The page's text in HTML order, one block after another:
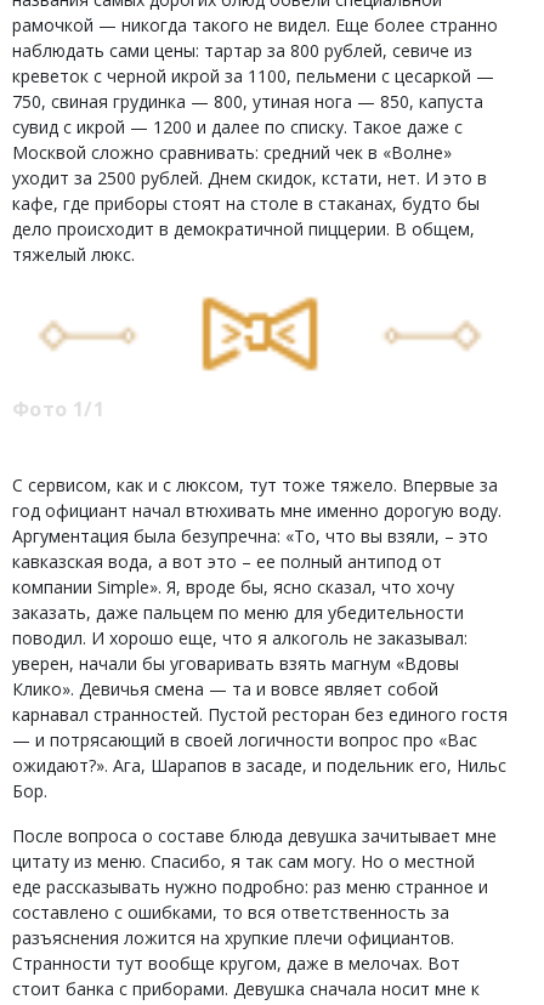
рамочкой — никогда такого не видел. Еще более странно
наблюдать сами цены: тартар за 800 рублей, севиче из
креветок с черной икрой за 1100, пельмени с цесаркой —
750, свиная грудинка — 800, утиная нога — 850, капуста
сувид с икрой — 1200 и далее по списку. Такое даже с
Москвой сложно сравнивать: средний чек в «Волне»
уходит за 2500 рублей. Днем скидок, кстати, нет. И это в
кафе, где приборы стоят на столе в стаканах, будто бы
дело происходит в демократичной пиццерии. В общем,
тяжелый люкс.
Фото 1/1
С сервисом, как и с люксом, тут тоже тяжело. Впервые за
год официант начал втюхивать мне именно дорогую воду.
Аргументация была безупречна: «То, что вы взяли, – это
кавказская вода, а вот это – ее полный антипод от
компании Simple». Я, вроде бы, ясно сказал, что хочу
заказать, даже пальцем по меню для убедительности
поводил. И хорошо еще, что я алкоголь не заказывал:
уверен, начали бы уговаривать взять магнум «Вдовы
Клико». Девичья смена — та и вовсе являет собой
карнавал странностей. Пустой ресторан без единого гостя
— и потрясающий в своей логичности вопрос про «Вас
ожидают?». Ага, Шарапов в засаде, и подельник его, Нильс
Бор.
После вопроса о составе блюда девушка зачитывает мне
цитату из меню. Спасибо, я так сам могу. Но о местной
еде рассказывать нужно подробно: раз меню странное и
составлено с ошибками, то вся ответственность за
разъяснения ложится на хрупкие плечи официантов.
Странности тут вообще кругом, даже в мелочах. Вот
стоит банка с приборами. Девушка сначала носит мне к